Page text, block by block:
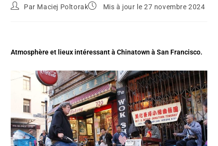
Par Maciej Poltorak Mis à jour le 27 novembre 2024
Atmosphère et lieux intéressant à Chinatown à San Francisco.